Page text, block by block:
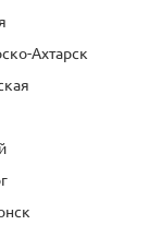
Ахтарск